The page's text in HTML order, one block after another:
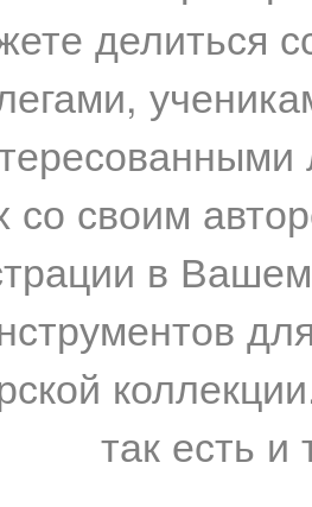
делиться
со своим
в
так есть и